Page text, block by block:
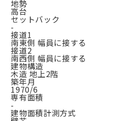
地勢
高台
セットバック
-
接道1
南東側 幅員に接する
接道2
南西側 幅員に接する
建物構造
木造 地上2階
築年月
1970/6
専有面積
-
建物面積計測方式